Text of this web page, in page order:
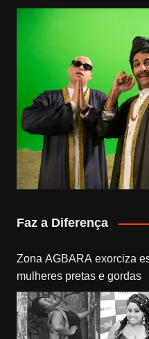
Faz a Diferença
Zona AGBARA exorciza
mulheres pretas e gordas